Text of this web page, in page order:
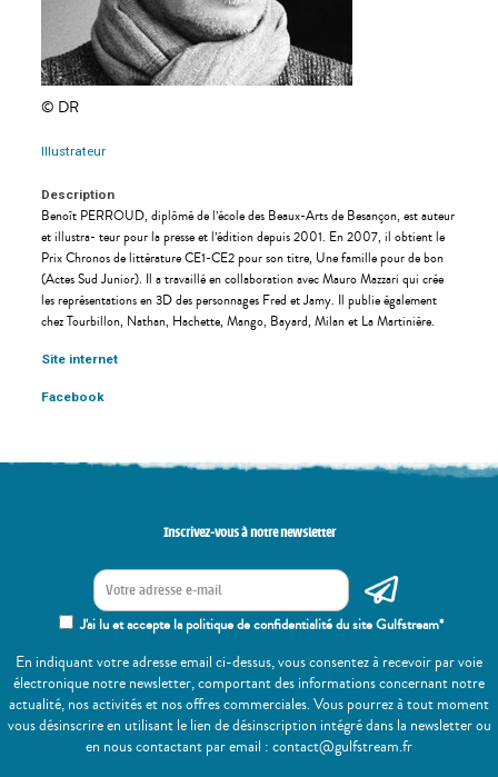
© DR
Illustrateur
Description
Benoît PERROUD, diplômé de l’école des Beaux-Arts de Besançon, est auteur
et illustra- teur pour la presse et l’édition depuis 2001. En 2007, il obtient le
Prix Chronos de littérature CE1-CE2 pour son titre, Une famille pour de bon
(Actes Sud Junior). Il a travaillé en collaboration avec Mauro Mazzari qui crée
les représentations en 3D des personnages Fred et Jamy. Il publie également
chez Tourbillon, Nathan, Hachette, Mango, Bayard, Milan et La Martinière.
Site internet
Facebook
Inscrivez-vous à notre newsletter
J'ai lu et accepte la politique de confidentialité du site Gulfstream*
En indiquant votre adresse email ci-dessus, vous consentez à recevoir par voie
électronique notre newsletter, comportant des informations concernant notre
actualité, nos activités et nos offres commerciales. Vous pourrez à tout moment
vous désinscrire en utilisant le lien de désinscription intégré dans la newsletter ou
en nous contactant par email : contact@gulfstream.fr